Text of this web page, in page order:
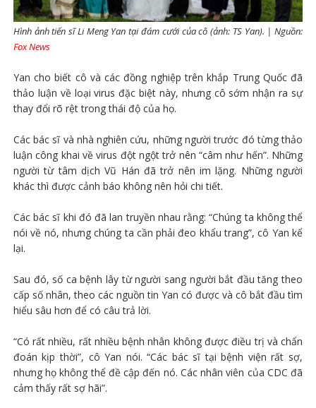
Hình ảnh tiến sĩ Li Meng Yan tại đám cưới của cô (ảnh: TS Yan). | Nguồn:
Fox News
Yan cho biết cô và các đồng nghiệp trên khắp Trung Quốc đã
thảo luận về loại virus đặc biệt này, nhưng cô sớm nhận ra sự
thay đổi rõ rệt trong thái độ của họ.
Các bác sĩ và nhà nghiên cứu, những người trước đó từng thảo
luận công khai về virus đột ngột trở nên “câm như hến”. Những
người từ tâm dịch Vũ Hán đã trở nên im lặng. Những người
khác thì được cảnh báo không nên hỏi chi tiết.
Các bác sĩ khi đó đã lan truyền nhau rằng: “Chúng ta không thể
nói về nó, nhưng chúng ta cần phải đeo khẩu trang”, cô Yan kể
lại.
Sau đó, số ca bệnh lây từ người sang người bắt đầu tăng theo
cấp số nhân, theo các nguồn tin Yan có được và cô bắt đầu tìm
hiểu sâu hơn để có câu trả lời.
“Có rất nhiều, rất nhiều bệnh nhân không được điều trị và chẩn
đoán kịp thời”, cô Yan nói. “Các bác sĩ tại bệnh viện rất sợ,
nhưng họ không thể đề cập đến nó. Các nhân viên của CDC đã
cảm thấy rất sợ hãi”.